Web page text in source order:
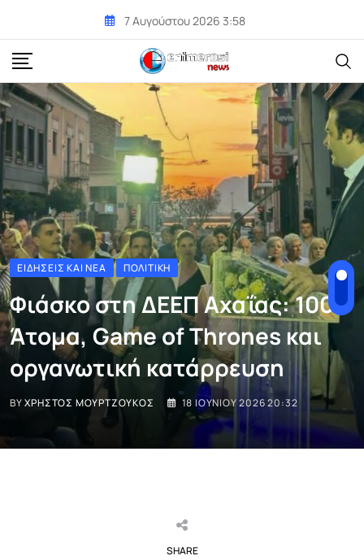
content
7 Αυγούστου 2026 3:58
ΕΙΔΉΣΕΙΣ ΚΑΙ ΝΈΑ ΠΟΛΙΤΙΚΉ
Φιάσκο στη ΔΕΕΠ Αχαΐας: 100
Άτομα, Game of Thrones και
οργανωτική κατάρρευση
BYΧΡΉΣΤΟΣ ΜΟΥΡΤΖΟΎΚΟΣ 18 ΙΟΥΝΊΟΥ 2026 20:32
SHARE